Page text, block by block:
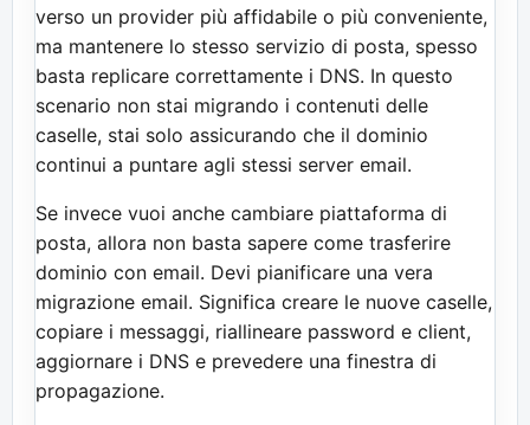
verso un provider più affidabile o più conveniente,
ma mantenere lo stesso servizio di posta, spesso
basta replicare correttamente i DNS. In questo
scenario non stai migrando i contenuti delle
caselle, stai solo assicurando che il dominio
continui a puntare agli stessi server email.
Se invece vuoi anche cambiare piattaforma di
posta, allora non basta sapere come trasferire
dominio con email. Devi pianificare una vera
migrazione email. Significa creare le nuove caselle,
copiare i messaggi, riallineare password e client,
aggiornare i DNS e prevedere una finestra di
propagazione.